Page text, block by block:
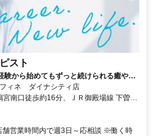
スト
験から始めてもずっと続けられる癒やし
生き方を変えよう。
ィネ ダイナシティ店
南口徒歩約16分、ＪＲ御殿場線 下曽我
府津徒歩約37分 最寄駅：鴨宮・国府津
営業時間内で週3日～応相談 ※働く時